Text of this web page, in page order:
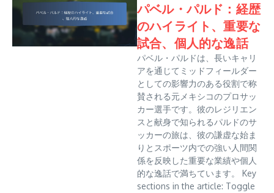
パベル・パルド：経歴
のハイライト、重要な
試合、個人的な逸話
パベル・パルドは、長いキャリ
アを通じてミッドフィールダー
としての影響力のある役割で称
賛される元メキシコのプロサッ
カー選手です。彼のレジリエン
スと献身で知られるパルドのサ
ッカーの旅は、彼の謙虚な始ま
りとスポーツ内での強い人間関
係を反映した重要な業績や個人
的な逸話で満ちています。 Key
sections in the article: Toggle